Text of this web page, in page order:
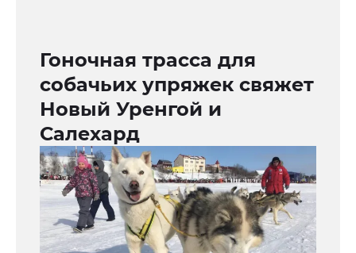
Гоночная трасса для
собачьих упряжек свяжет
Новый Уренгой и
Салехард